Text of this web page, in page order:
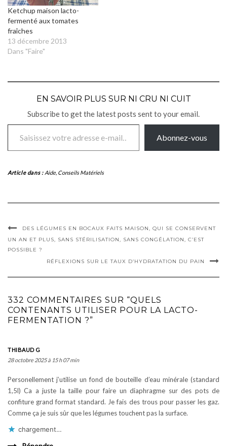
Ketchup maison lacto-
fermenté aux tomates
fraîches
13 décembre 2013
Dans "Faire"
EN SAVOIR PLUS SUR NI CRU NI CUIT
Subscribe to get the latest posts sent to your email.
Saisissez votre adresse e-mail…
Abonnez-vous
Article dans : Aide, Conseils Matériels
DES LÉGUMES EN BOCAUX FAITS MAISON, QUI SE CONSERVENT
UN AN ET PLUS, SANS STÉRILISATION, SANS CONGÉLATION, C’EST
POSSIBLE ?
RÉFLEXIONS SUR LE TAUX D’HYDRATATION DU PAIN
332 COMMENTAIRES SUR “QUELS
CONTENANTS UTILISER POUR LA LACTO-
FERMENTATION ?”
THIBAUD G
28 octobre 2025 à 15 h 07 min
Personellement j’utilise un fond de bouteille d’eau minérale (standard
1,5l) Ca a juste la taille pour faire un diaphragme sur des pots de
confiture grand format standard. Je fais des trous pour passer les gaz.
Comme ça je suis sûr que les légumes touchent pas la surface.
chargement…